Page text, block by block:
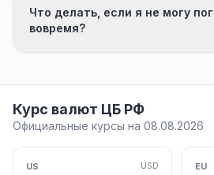
Что делать, если я не могу
вовремя?
Курс валют ЦБ РФ
Официальные курсы на 08.08.2026
US USD EU